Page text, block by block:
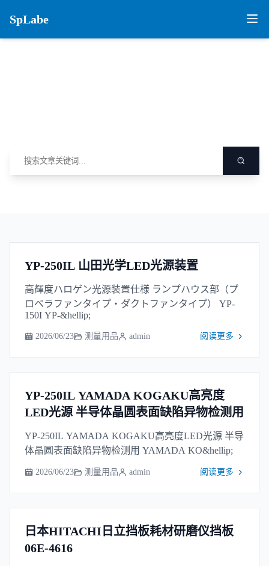
SpLabe
YP-250IL 山田光学LED光源装置
高輝度ハロゲン光源装置仕様 ランプハウス部（プ
ロペラファンタイプ・ダクトファンタイプ） YP-
150I YP-&hellip;
2026/06/23 测量用品 admin 阅读更多
YP-250IL YAMADA KOGAKU高亮度
LED光源 半导体晶圆表面缺陷异物检测用
YP-250IL YAMADA KOGAKU高亮度LED光源 半导
体晶圆表面缺陷异物检测用 YAMADA KO&hellip;
2026/06/23 测量用品 admin 阅读更多
日本HITACHI日立挡板耗材研磨仪挡板
06E-4616